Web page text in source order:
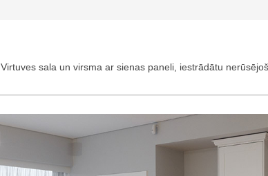
Virtuves sala un virsma ar sienas paneli, iestrādātu